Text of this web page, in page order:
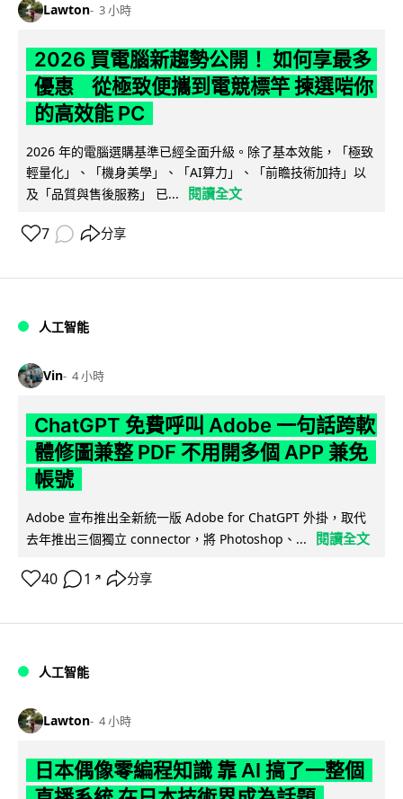
Lawton 3 小時
2026 買電腦新趨勢公開！ 如何享最多
優惠 從極致便攜到電競標竿 揀選啱你
的高效能 PC
2026 年的電腦選購基準已經全面升級。除了基本效能，「極致
輕量化」、「機身美學」、「AI算力」、「前瞻技術加持」以
及「品質與售後服務」 已...
閱讀全文
7 分享
人工智能
Vin 4 小時
ChatGPT 免費呼叫 Adobe 一句話跨軟
體修圖兼整 PDF 不用開多個 APP 兼免
帳號
Adobe 宣布推出全新統一版 Adobe for ChatGPT 外掛，取代
去年推出三個獨立 connector，將 Photoshop、...
閱讀全文
40 1 ↗ 分享
人工智能
Lawton 4 小時
日本偶像零編程知識 靠 AI 搞了一整個